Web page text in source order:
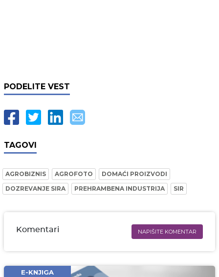
PODELITE VEST
TAGOVI
AGROBIZNIS AGROFOTO
DOMAĆI PROIZVODI
DOZREVANJE SIRA
PREHRAMBENA INDUSTRIJA SIR
Komentari NAPIŠITE KOMENTAR
Email* obavezno
E-KNJIGA